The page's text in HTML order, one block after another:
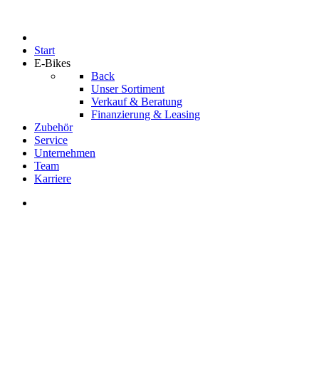
Start
E-Bikes
Back
Unser Sortiment
Verkauf & Beratung
Finanzierung & Leasing
Zubehör
Service
Unternehmen
Team
Karriere